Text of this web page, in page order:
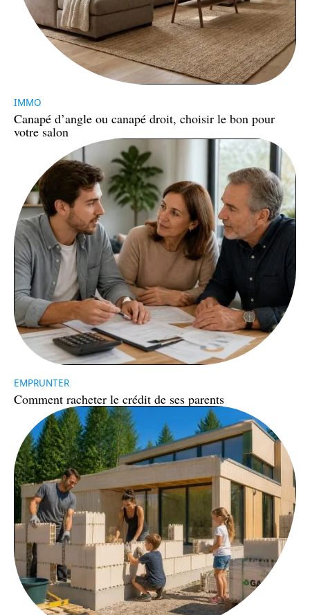
IMMO
Canapé d’angle ou canapé droit, choisir le bon pour
votre salon
EMPRUNTER
Comment racheter le crédit de ses parents